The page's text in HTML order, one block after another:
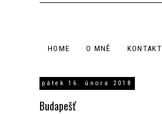
HOME O MNĚ KONTAKT
pátek 16. února 2018
Budapešť